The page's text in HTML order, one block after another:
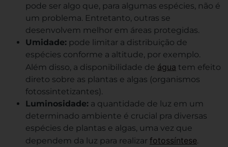
pode ser algo que, para algumas espécies, não é
um problema. Entretanto, outras se
desenvolvem melhor em áreas protegidas.
Umidade: pode limitar a distribuição de
espécies conforme a altitude, por exemplo.
Além disso, a disponibilidade de água tem efeito
direto sobre as plantas e algas (organismos
fotossintetizantes).
Luminosidade: a quantidade de luz em um
determinado ambiente é crucial pra diversas
espécies de plantas e algas, uma vez que
dependem da luz para realizar fotossíntese